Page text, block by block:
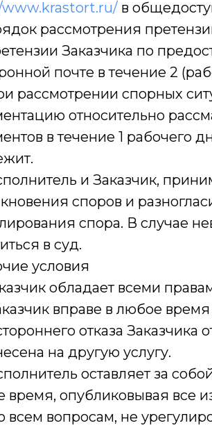
в
рассмотрения
Заказчика по
почте в течение 2
рассмотрении спорных
относительно
в течение 1 рабочего
и Заказчик,
споров и
спора. В случае
в суд.
условия
обладает всеми
вправе в любое
отказа
на другую услугу.
оставляет за
время, опубликовывая все
всем вопросам, не